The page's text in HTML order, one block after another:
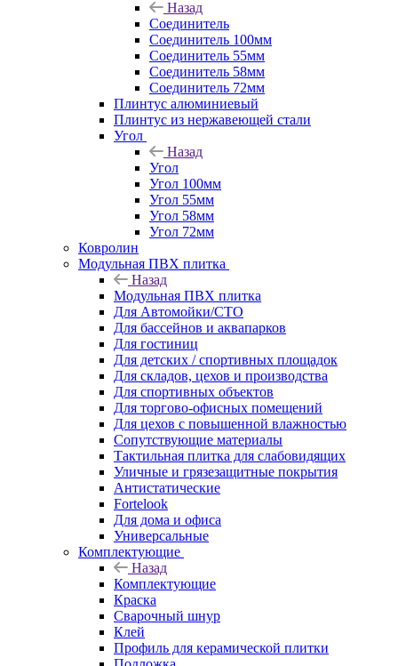
Назад
Соединитель
Соединитель 100мм
Соединитель 55мм
Соединитель 58мм
Соединитель 72мм
Плинтус алюминиевый
Плинтус из нержавеющей стали
Угол
Назад
Угол
Угол 100мм
Угол 55мм
Угол 58мм
Угол 72мм
Ковролин
Модульная ПВХ плитка
Назад
Модульная ПВХ плитка
Для Автомойки/СТО
Для бассейнов и аквапарков
Для гостиниц
Для детских / спортивных площадок
Для складов, цехов и производства
Для спортивных объектов
Для торгово-офисных помещений
Для цехов с повышенной влажностью
Сопутствующие материалы
Тактильная плитка для слабовидящих
Уличные и грязезащитные покрытия
Антистатические
Fortelook
Для дома и офиса
Универсальные
Комплектующие
Назад
Комплектующие
Краска
Сварочный шнур
Клей
Профиль для керамической плитки